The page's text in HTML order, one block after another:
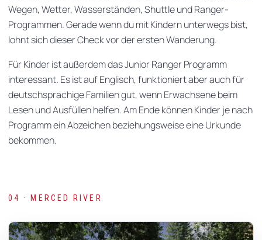
Wegen, Wetter, Wasserständen, Shuttle und Ranger-
Programmen. Gerade wenn du mit Kindern unterwegs bist,
lohnt sich dieser Check vor der ersten Wanderung.
Für Kinder ist außerdem das Junior Ranger Programm
interessant. Es ist auf Englisch, funktioniert aber auch für
deutschsprachige Familien gut, wenn Erwachsene beim
Lesen und Ausfüllen helfen. Am Ende können Kinder je nach
Programm ein Abzeichen beziehungsweise eine Urkunde
bekommen.
04 · MERCED RIVER